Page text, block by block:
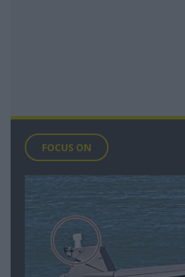
FOCUS ON